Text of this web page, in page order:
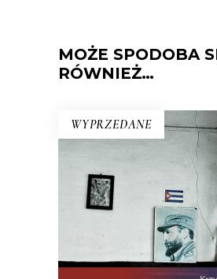
MOŻE SPODOBA
RÓWNIEŻ…
WYPRZEDANE
KUBA. SYNDROM
Rewolucja i
walczące o podpaski i
którzy obrażają